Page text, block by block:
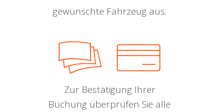
gewünschte Fahrzeug aus.
Zur Bestätigung Ihrer
Buchung überprüfen Sie alle